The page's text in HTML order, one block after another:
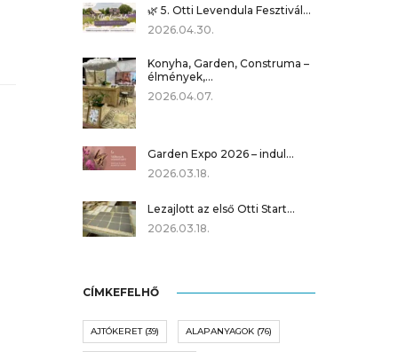
🌿 5. Otti Levendula Fesztivál…
2026.04.30.
Konyha, Garden, Construma –
élmények,…
2026.04.07.
Garden Expo 2026 – indul…
2026.03.18.
Lezajlott az első Otti Start…
2026.03.18.
CÍMKEFELHŐ
AJTÓKERET(39) ALAPANYAGOK(76)